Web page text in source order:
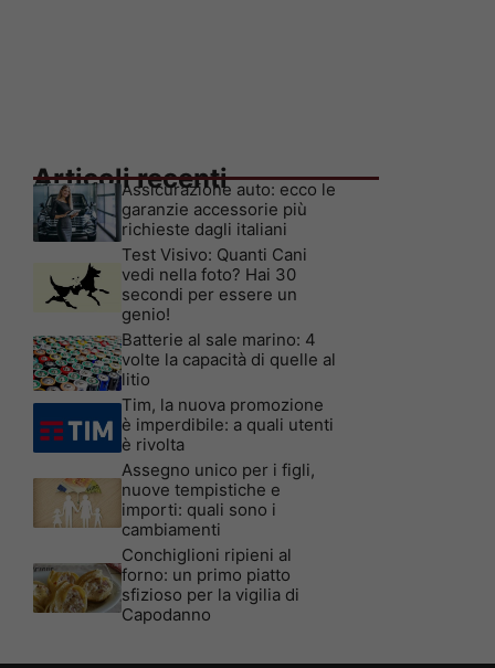
Articoli recenti
Assicurazione auto: ecco le
garanzie accessorie più
richieste dagli italiani
Test Visivo: Quanti Cani
vedi nella foto? Hai 30
secondi per essere un
genio!
Batterie al sale marino: 4
volte la capacità di quelle al
litio
Tim, la nuova promozione
è imperdibile: a quali utenti
è rivolta
Assegno unico per i figli,
nuove tempistiche e
importi: quali sono i
cambiamenti
Conchiglioni ripieni al
forno: un primo piatto
sfizioso per la vigilia di
Capodanno